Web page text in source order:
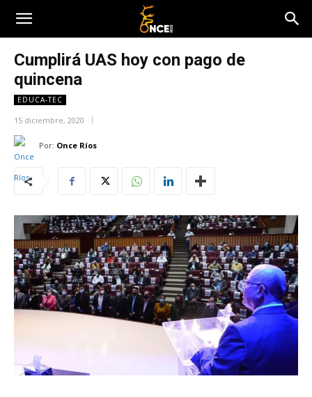
Cumplirá UAS hoy con pago de
quincena
EDUCA-TEC
15 diciembre, 2020
Por: Once Ríos